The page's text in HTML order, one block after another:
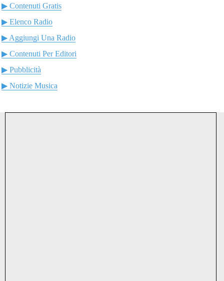
▶ Contenuti Gratis
▶ Elenco Radio
▶ Aggiungi Una Radio
▶ Contenuti Per Editori
▶ Pubblicità
▶ Notizie Musica